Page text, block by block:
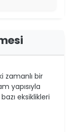
zamanlı bir
yapısıyla
eksiklikleri